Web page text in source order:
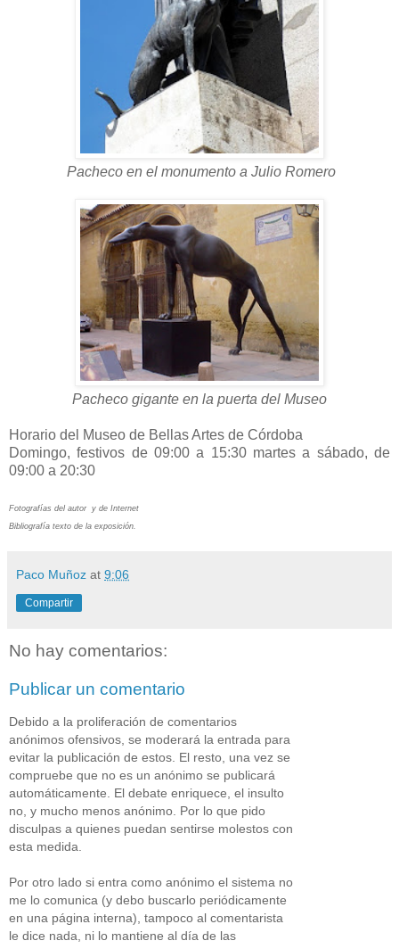
Pacheco en el monumento a Julio Romero
Pacheco gigante en la puerta del Museo
Horario del Museo de Bellas Artes de Córdoba
Domingo, festivos de 09:00 a 15:30 martes a sábado, de
09:00 a 20:30
Fotografías del autor y de Internet
Bibliografía texto de la exposición.
Paco Muñoz at 9:06
Compartir
No hay comentarios:
Publicar un comentario
Debido a la proliferación de comentarios
anónimos ofensivos, se moderará la entrada para
evitar la publicación de estos. El resto, una vez se
compruebe que no es un anónimo se publicará
automáticamente. El debate enriquece, el insulto
no, y mucho menos anónimo. Por lo que pido
disculpas a quienes puedan sentirse molestos con
esta medida.
Por otro lado si entra como anónimo el sistema no
me lo comunica (y debo buscarlo periódicamente
en una página interna), tampoco al comentarista
le dice nada, ni lo mantiene al día de las